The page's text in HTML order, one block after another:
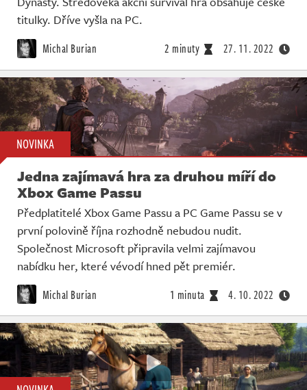
titulky. Dříve vyšla na PC.
Michal Burian 2 minuty 27. 11. 2022
NOVINKA
Jedna zajímavá hra za druhou míří do
Xbox Game Passu
Předplatitelé Xbox Game Passu a PC Game Passu se v
první polovině října rozhodně nebudou nudit.
Společnost Microsoft připravila velmi zajímavou
nabídku her, které vévodí hned pět premiér.
Michal Burian 1 minuta 4. 10. 2022